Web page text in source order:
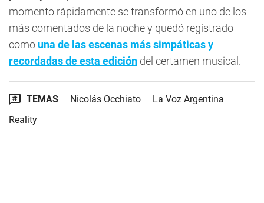
momento rápidamente se transformó en uno de los
más comentados de la noche y quedó registrado
como una de las escenas más simpáticas y
recordadas de esta edición del certamen musical.
TEMAS Nicolás Occhiato
La Voz Argentina
Reality